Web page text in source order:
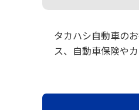
タカハシ自動車の
ス、自動車保険や